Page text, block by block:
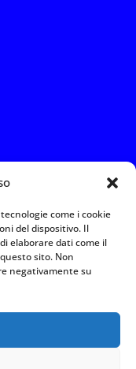
come i cookie
del dispositivo. Il
elaborare dati come il
sito. Non
negativamente su
dei dati e la